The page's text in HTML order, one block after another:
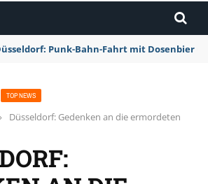
Punk-Bahn-Fahrt mit Dosenbier
TOP NEWS
›
Düsseldorf: Gedenken an die ermordeten